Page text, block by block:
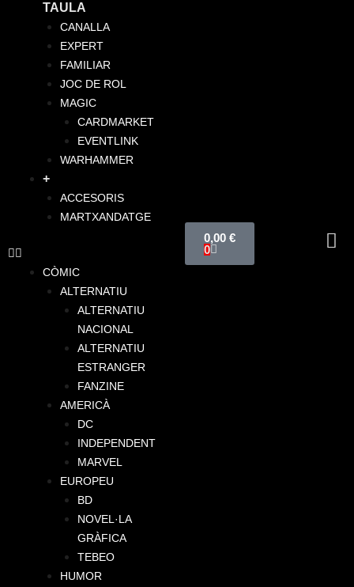
TAULA
CANALLA
EXPERT
FAMILIAR
JOC DE ROL
MAGIC
CARDMARKET
EVENTLINK
WARHAMMER
+
ACCESORIS
MARTXANDATGE
CÒMIC
ALTERNATIU
ALTERNATIU
NACIONAL
ALTERNATIU
ESTRANGER
FANZINE
AMERICÀ
DC
INDEPENDENT
MARVEL
EUROPEU
BD
NOVEL·LA
GRÀFICA
TEBEO
HUMOR
0,00 €
0